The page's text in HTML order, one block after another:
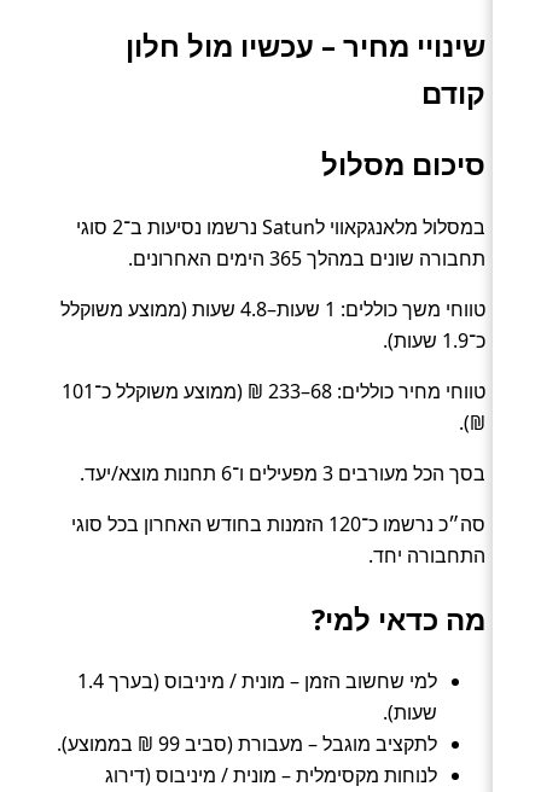
שינויי מחיר – עכשיו מול חלון
קודם
סיכום מסלול
במסלול מלאנגקאווי לSatun נרשמו נסיעות ב־2 סוגי
תחבורה שונים במהלך 365 הימים האחרונים.
טווחי משך כוללים: 1 שעות–4.8 שעות (ממוצע משוקלל
כ־1.9 שעות).
טווחי מחיר כוללים: 68–233 ₪ (ממוצע משוקלל כ־101
₪).
בסך הכל מעורבים 3 מפעילים ו־6 תחנות מוצא/יעד.
סה״כ נרשמו כ־120 הזמנות בחודש האחרון בכל סוגי
התחבורה יחד.
מה כדאי למי?
למי שחשוב הזמן – מונית / מיניבוס (בערך 1.4
שעות).
לתקציב מוגבל – מעבורת (סביב 99 ₪ בממוצע).
לנוחות מקסימלית – מונית / מיניבוס (דירוג